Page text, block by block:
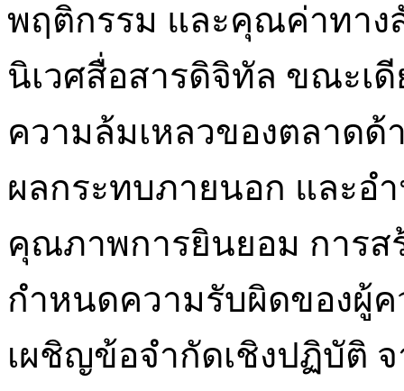
พฤติกรรม และคุณค่าทาง
นิเวศสื่อสารดิจิทัล ขณะเ
ความล้มเหลวของตลาด
ผลกระทบภายนอก และอ
คุณภาพการยินยอม การส
กำหนดความรับผิดของผู้
เผชิญข้อจำกัดเชิงปฏิบัติ